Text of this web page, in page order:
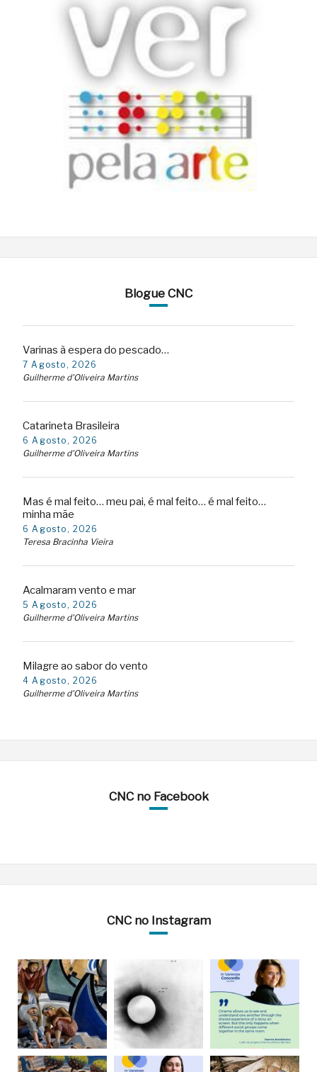
Blogue CNC
Varinas à espera do pescado…
7 Agosto, 2026
Guilherme d'Oliveira Martins
Catarineta Brasileira
6 Agosto, 2026
Guilherme d'Oliveira Martins
Mas é mal feito… meu pai, é mal feito… é mal feito…
minha mãe
6 Agosto, 2026
Teresa Bracinha Vieira
Acalmaram vento e mar
5 Agosto, 2026
Guilherme d'Oliveira Martins
Milagre ao sabor do vento
4 Agosto, 2026
Guilherme d'Oliveira Martins
CNC no Facebook
CNC no Instagram